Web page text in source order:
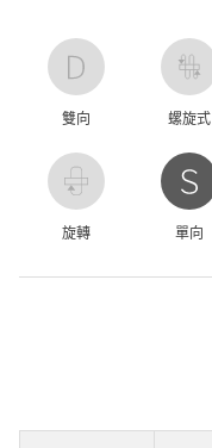
雙向 螺旋式
旋轉 單向